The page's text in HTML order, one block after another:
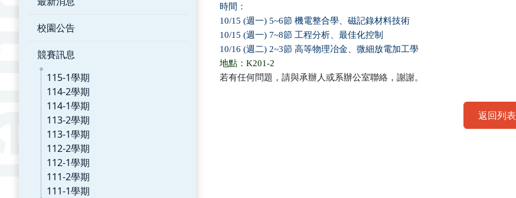
校園公告
競賽訊息
115-1學期
114-2學期
114-1學期
113-2學期
113-1學期
112-2學期
112-1學期
111-2學期
111-1學期
時間：
10/15 (週一) 5~6節 機電整合學、磁記錄材料技術
10/15 (週一) 7~8節 工程分析、最佳化控制
10/16 (週二) 2~3節 高等物理冶金、微細放電加工學
地點： K201-2
若有任何問題，請與承辦人或系辦公室聯絡，謝謝。
返回列表